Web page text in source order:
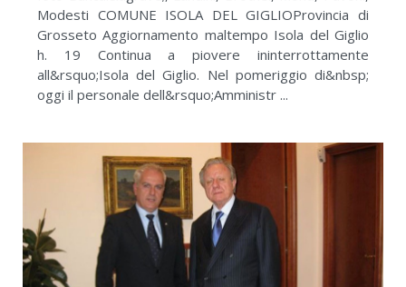
Modesti COMUNE ISOLA DEL GIGLIOProvincia di
Grosseto Aggiornamento maltempo Isola del Giglio
h. 19 Continua a piovere ininterrottamente
all&rsquo;Isola del Giglio. Nel pomeriggio di&nbsp;
oggi il personale dell&rsquo;Amministr ...